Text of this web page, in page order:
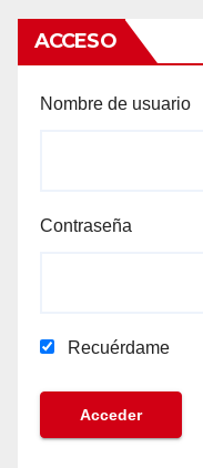
ACCESO
Nombre de usuario
Contraseña
Recuérdame